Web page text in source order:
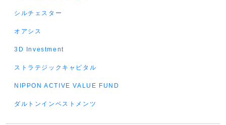
シルチェスター
オアシス
3D Investment
ストラテジックキャピタル
NIPPON ACTIVE VALUE FUND
ダルトンインベストメンツ